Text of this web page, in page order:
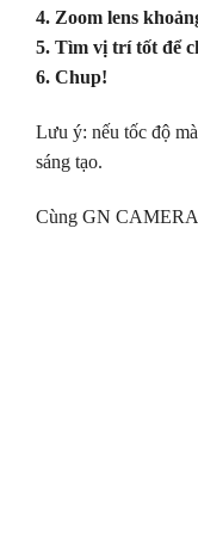
4. Zoom lens
5. Tìm vị trí tốt để
6. Chup!
Lưu ý: nếu tốc độ
sáng tạo.
Cùng GN CAMERA